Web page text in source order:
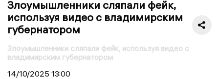
Злоумышленники сляпали фейк,
используя видео с владимирским
губернатором
Злоумышленники сляпали фейк, используя видео с
владимирским губернатором
14/10/2025 13:00